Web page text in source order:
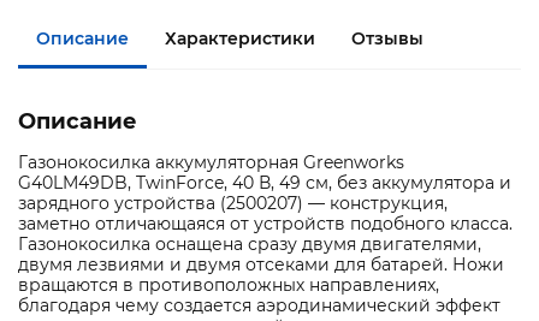
Описание Характеристики Отзывы
Описание
Газонокосилка аккумуляторная Greenworks
G40LM49DB, TwinForce, 40 В, 49 см, без аккумулятора и
зарядного устройства (2500207) — конструкция,
заметно отличающаяся от устройств подобного класса.
Газонокосилка оснащена сразу двумя двигателями,
двумя лезвиями и двумя отсеками для батарей. Ножи
вращаются в противоположных направлениях,
благодаря чему создается аэродинамический эффект